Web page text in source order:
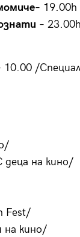
–
–
10.00 /
на кино/
Fest/
на кино/